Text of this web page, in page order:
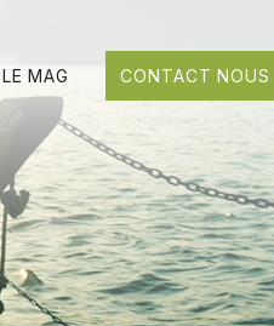
LE MAG CONTACT NOUS